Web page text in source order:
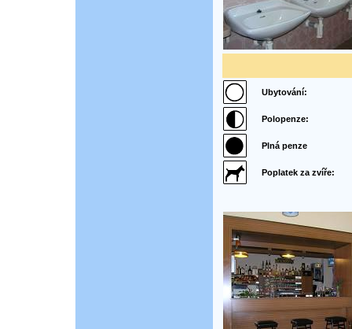
Ubytování:
Polopenze:
Plná penze
Poplatek za zvíře: